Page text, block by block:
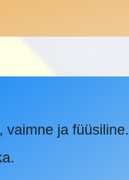
vaimne ja füüsiline.